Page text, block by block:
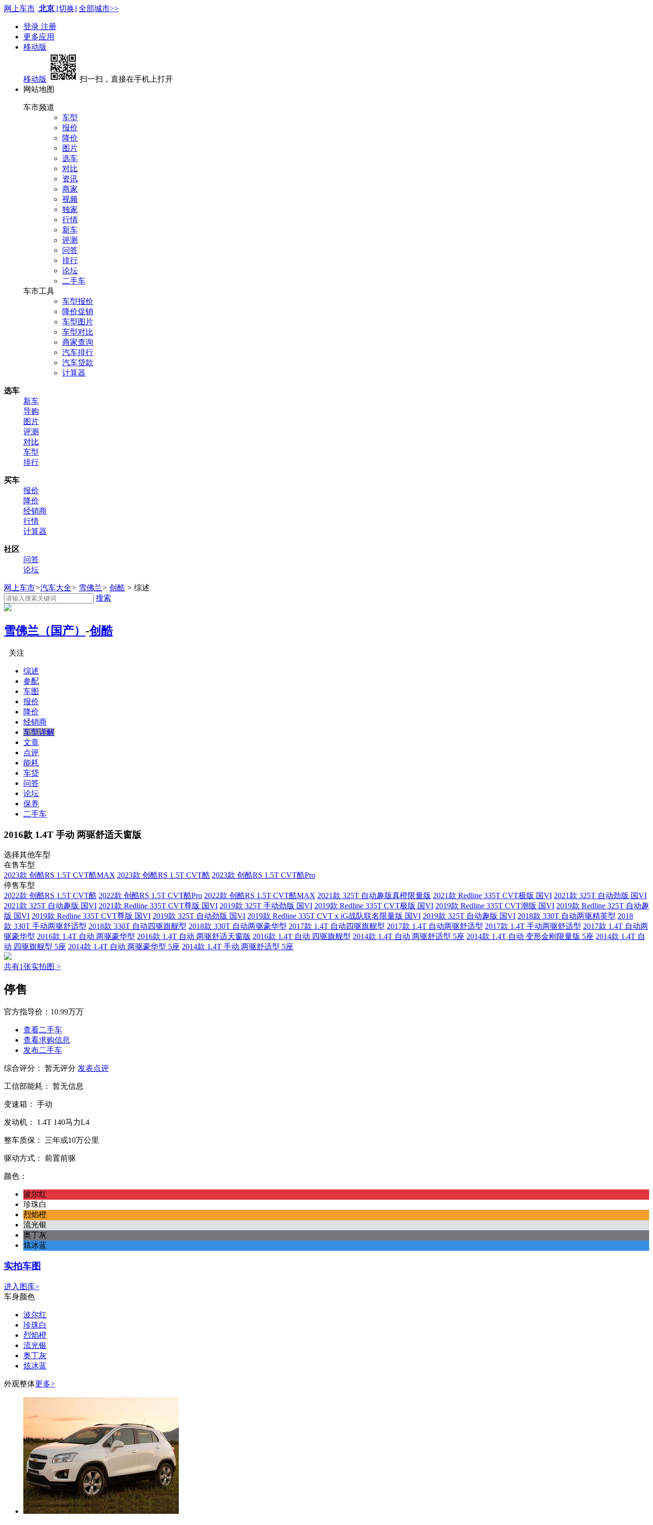
网上车市 北京 [切换] 全部城市>>
登录 注册
更多应用
移动版
移动版
扫一扫，直接在手机上打开
网站地图
车市频道
车型
报价
降价
图片
选车
对比
资讯
商家
视频
独家
行情
新车
评测
问答
排行
论坛
二手车
车市工具
车型报价
降价促销
车型图片
车型对比
商家查询
汽车排行
汽车贷款
计算器
选车
新车
导购
图片
评测
对比
车型
排行
买车
报价
降价
经销商
行情
计算器
社区
问答
论坛
网上车市>汽车大全> 雪佛兰> 创酷 > 综述
搜索
雪佛兰（国产） -创酷
关注
综述
参配
车图
报价
降价
经销商
车型详解
文章
点评
能耗
车贷
问答
论坛
保养
二手车
2016款 1.4T 手动 两驱舒适天窗版
选择其他车型
在售车型
2023款 创酷RS 1.5T CVT酷MAX 2023款 创酷RS 1.5T CVT酷 2023款 创酷RS 1.5T CVT酷Pro
停售车型
2022款 创酷RS 1.5T CVT酷 2022款 创酷RS 1.5T CVT酷Pro 2022款 创酷RS 1.5T CVT酷MAX 2021款 325T 自动趣版真橙限量版 2021款 Redline 335T CVT极版 国VI 2021款 325T 自动劲版 国VI
2021款 325T 自动趣版 国VI 2021款 Redline 335T CVT尊版 国VI 2019款 325T 手动劲版 国VI 2019款 Redline 335T CVT极版 国VI 2019款 Redline 335T CVT潮版 国VI 2019款 Redline 325T 自动趣
版 国VI 2019款 Redline 335T CVT尊版 国VI 2019款 325T 自动劲版 国VI 2019款 Redline 335T CVT x iG战队联名限量版 国VI 2019款 325T 自动趣版 国VI 2018款 330T 自动两驱精英型 2018
款 330T 手动两驱舒适型 2018款 330T 自动四驱旗舰型 2018款 330T 自动两驱豪华型 2017款 1.4T 自动四驱旗舰型 2017款 1.4T 自动两驱舒适型 2017款 1.4T 手动两驱舒适型 2017款 1.4T 自动两
驱豪华型 2016款 1.4T 自动 两驱豪华型 2016款 1.4T 自动 两驱舒适天窗版 2016款 1.4T 自动 四驱旗舰型 2014款 1.4T 自动 两驱舒适型 5座 2014款 1.4T 自动 变形金刚限量版 5座 2014款 1.4T 自
动 四驱旗舰型 5座 2014款 1.4T 自动 两驱豪华型 5座 2014款 1.4T 手动 两驱舒适型 5座
共有1张实拍图 >
停售
官方指导价： 10.99万万
查看二手车
查看求购信息
发布二手车
综合评分： 暂无评分 发表点评
工信部能耗： 暂无信息
变速箱： 手动
发动机： 1.4T 140马力L4
整车质保： 三年或10万公里
驱动方式： 前置前驱
颜色：
波尔红
珍珠白
烈焰橙
流光银
奥丁灰
炫冰蓝
实拍车图
进入图库>
车身颜色
波尔红
珍珠白
烈焰橙
流光银
奥丁灰
炫冰蓝
外观整体更多>